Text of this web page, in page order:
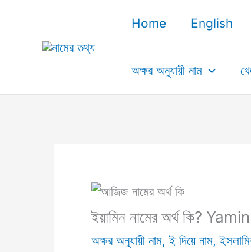
content
Home English
অক্ষর অনুযায়ী নাম
ইয়ামিন নামের অর্থ কি?
অক্ষর অনুযায়ী নাম,ই দিয়ে নাম,